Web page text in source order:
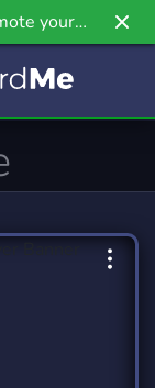
your
newest